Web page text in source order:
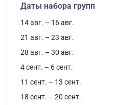
Даты набора групп
14 авг. – 16 авг.
21 авг. – 23 авг.
28 авг. – 30 авг.
4 сент. – 6 сент.
11 сент. – 13 сент.
18 сент. – 20 сент.